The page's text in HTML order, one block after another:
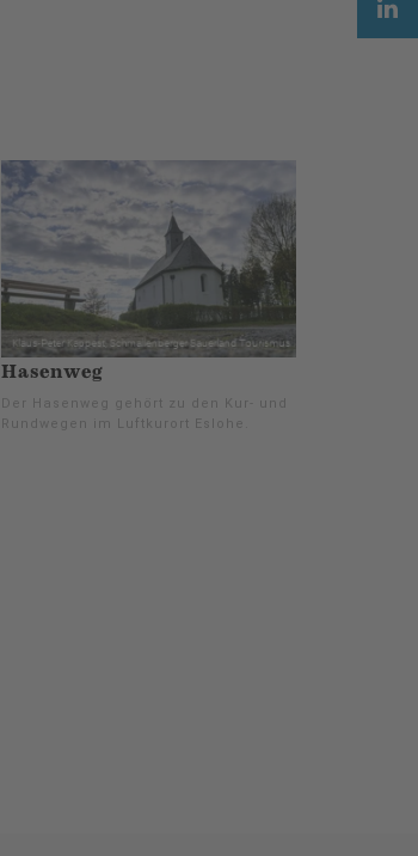
Hasenweg
Der Hasenweg gehört zu den Kur- und
Rundwegen im Luftkurort Eslohe.